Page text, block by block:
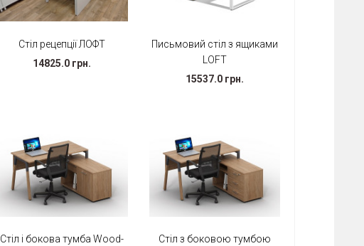
Стіл рецепції ЛОФТ
14825.0 грн.
Письмовий стіл з ящиками
LOFT
15537.0 грн.
Стіл і бокова тумба Wood-
Стіл з боковою тумбою